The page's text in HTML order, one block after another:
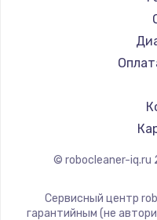
Ремонт
© robocleaner-iq.ru
Сервисный центр
гарантийным (не